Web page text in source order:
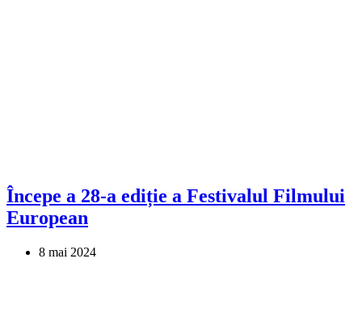
Începe a 28-a ediție a Festivalul Filmului
European
8 mai 2024